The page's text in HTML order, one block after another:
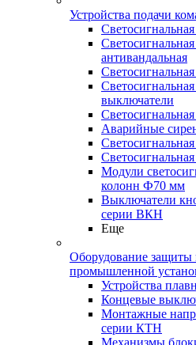
Устройства подачи
антивандальная
выключатели
Аварийные
Модули
колонн Ф70 мм
Выключатели
серии ВКН
Еще
Оборудование защиты
промышленной
Устройства
Концевые
Монтажные
серии КТН
Механизмы